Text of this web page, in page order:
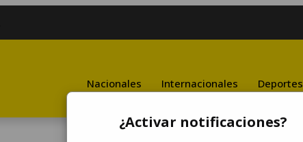
Nacionales Internacionales Deportes
¿Activar notificaciones?